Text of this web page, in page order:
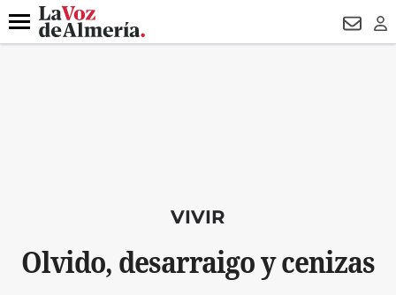
DESTACADO
Menú
VIVIR
Olvido, desarraigo y cenizas